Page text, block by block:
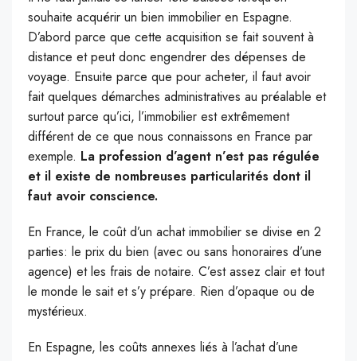
souhaite acquérir un bien immobilier en Espagne.
D’abord parce que cette acquisition se fait souvent à
distance et peut donc engendrer des dépenses de
voyage. Ensuite parce que pour acheter, il faut avoir
fait quelques démarches administratives au préalable et
surtout parce qu’ici, l’immobilier est extrêmement
différent de ce que nous connaissons en France par
exemple. La profession d’agent n’est pas régulée
et il existe de nombreuses particularités dont il
faut avoir conscience.
En France, le coût d’un achat immobilier se divise en 2
parties: le prix du bien (avec ou sans honoraires d’une
agence) et les frais de notaire. C’est assez clair et tout
le monde le sait et s’y prépare. Rien d’opaque ou de
mystérieux.
En Espagne, les coûts annexes liés à l’achat d’une